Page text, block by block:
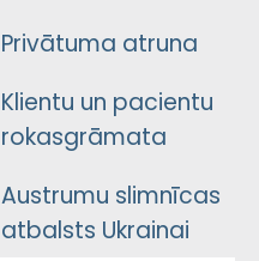
Privātuma atruna
Klientu un pacientu
rokasgrāmata
Austrumu slimnīcas
atbalsts Ukrainai